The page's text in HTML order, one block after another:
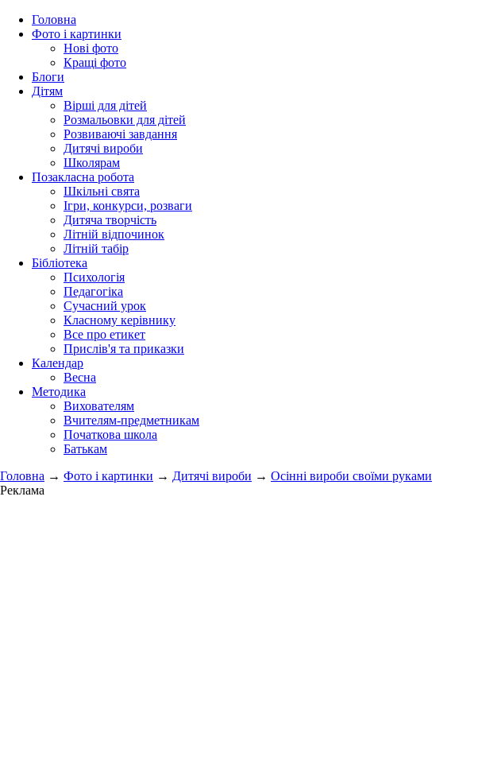
Головна
Фото і картинки
Нові фото
Кращі фото
Блоги
Дітям
Вірші для дітей
Розмальовки для дітей
Розвиваючі завдання
Дитячі вироби
Школярам
Позакласна робота
Шкільні свята
Ігри, конкурси, розваги
Дитяча творчість
Літній відпочинок
Літній табір
Бібліотека
Психологія
Педагогіка
Сучасний урок
Класному керівнику
Все про етикет
Прислів'я та приказки
Календар
Весна
Методика
Вихователям
Вчителям-предметникам
Початкова школа
Батькам
Головна → Фото і картинки → Дитячі вироби → Осінні вироби своїми руками
Реклама